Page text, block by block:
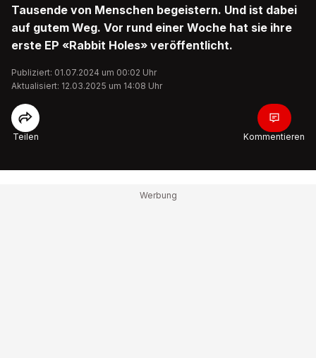
Tausende von Menschen begeistern. Und ist dabei
auf gutem Weg. Vor rund einer Woche hat sie ihre
erste EP «Rabbit Holes» veröffentlicht.
Publiziert: 01.07.2024 um 00:02 Uhr
Aktualisiert: 12.03.2025 um 14:08 Uhr
Teilen Kommentieren